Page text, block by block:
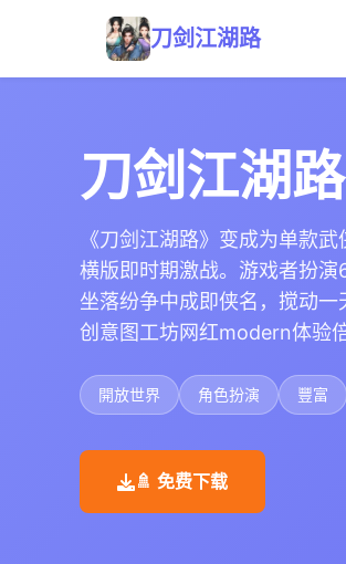
刀剑江湖路
刀剑江湖路
《刀剑江湖路》变成为单款
横版即时期激战。游戏者扮演
坐落纷争中成即侠名，搅动
创意图工坊网红modern体验倍
開放世界 角色扮演 豐富
🚿 免费下载